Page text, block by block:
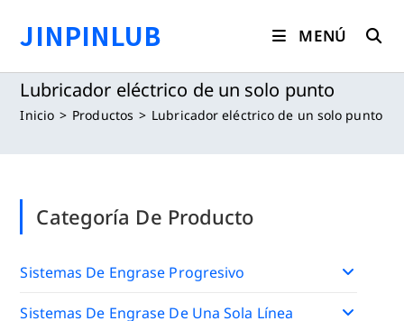
contenido
JINPINLUB MENÚ
Lubricador eléctrico de un solo punto
Inicio > Productos > Lubricador eléctrico de un solo punto
Categoría De Producto
Sistemas De Engrase Progresivo
Sistemas De Engrase De Una Sola Línea